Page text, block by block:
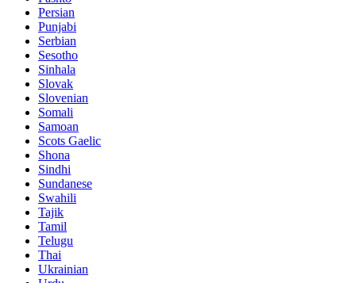
Persian
Punjabi
Serbian
Sesotho
Sinhala
Slovak
Slovenian
Somali
Samoan
Scots Gaelic
Shona
Sindhi
Sundanese
Swahili
Tajik
Tamil
Telugu
Thai
Ukrainian